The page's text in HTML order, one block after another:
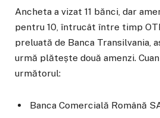
Ancheta a vizat 11 bănci, dar
pentru 10, întrucât între timp
preluată de Banca Transilvania,
urmă plătește două amenzi.
următorul:
Banca Comercială Română